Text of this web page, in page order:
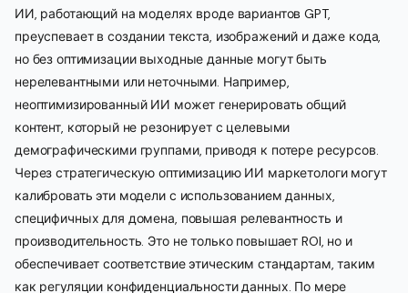
ИИ, работающий на моделях вроде вариантов GPT,
преуспевает в создании текста, изображений и даже кода,
но без оптимизации выходные данные могут быть
нерелевантными или неточными. Например,
неоптимизированный ИИ может генерировать общий
контент, который не резонирует с целевыми
демографическими группами, приводя к потере ресурсов.
Через стратегическую оптимизацию ИИ маркетологи могут
калибровать эти модели с использованием данных,
специфичных для домена, повышая релевантность и
производительность. Это не только повышает ROI, но и
обеспечивает соответствие этическим стандартам, таким
как регуляции конфиденциальности данных. По мере